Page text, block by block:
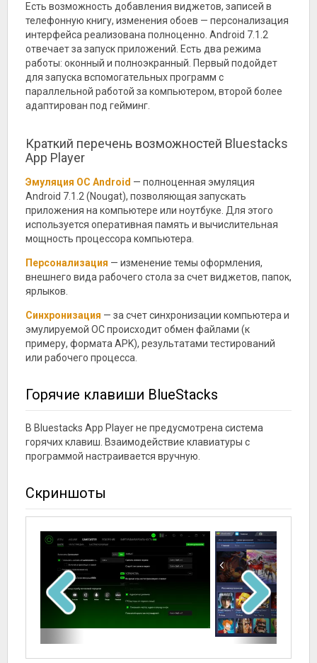
Есть возможность добавления виджетов, записей в
телефонную книгу, изменения обоев — персонализация
интерфейса реализована полноценно. Android 7.1.2
отвечает за запуск приложений. Есть два режима
работы: оконный и полноэкранный. Первый подойдет
для запуска вспомогательных программ с
параллельной работой за компьютером, второй более
адаптирован под гейминг.
Краткий перечень возможностей Bluestacks
App Player
Эмуляция ОС Android — полноценная эмуляция
Android 7.1.2 (Nougat), позволяющая запускать
приложения на компьютере или ноутбуке. Для этого
используется оперативная память и вычислительная
мощность процессора компьютера.
Персонализация — изменение темы оформления,
внешнего вида рабочего стола за счет виджетов, папок,
ярлыков.
Синхронизация — за счет синхронизации компьютера и
эмулируемой ОС происходит обмен файлами (к
примеру, формата APK), результатами тестирований
или рабочего процесса.
Горячие клавиши BlueStacks
В Bluestacks App Player не предусмотрена система
горячих клавиш. Взаимодействие клавиатуры с
программой настраивается вручную.
Скриншоты